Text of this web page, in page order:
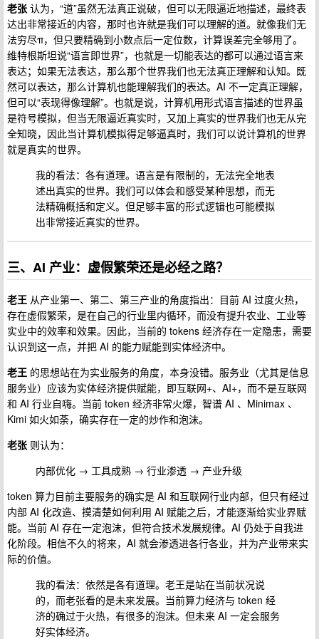
老张 认为，“道”虽然无法真正说破，但可以无限逼近地描述，最终表
达出非常接近的内容，那时也许就是我们可以理解的道。就像我们无
法穷尽π，但只要精确到小数点后一定位数，计算误差完全够用了。
维特根斯坦说“语言即世界”，也就是一切能表达的都可以通过语言来
表达；如果无法表达，那么那个世界我们也无法真正理解和认知。既
然可以表达，那么计算机也能理解我们的表达。AI 不一定真正理解，
但可以“表现得像理解”。也就是说，计算机用形式语言描述的世界虽
是符号模拟，但当无限逼近真实时，又加上真实的世界我们也无从完
全知晓，因此当计算机模拟得足够逼真时，我们可以说计算机的世界
就是真实的世界。
我的看法：各有道理。语言是有限制的，无法完全地表
述出真实的世界。我们可以体会和感受某种思想，而无
法精确概括和定义。但足够丰富的形式逻辑也可能模拟
出非常接近真实的世界。
三、AI 产业：虚假繁荣还是必经之路？
老王 从产业第一、第二、第三产业的角度指出：目前 AI 过度火热，
存在虚假繁荣，是在自己的行业里内循环，而没有提升农业、工业等
实业中的效率和效果。因此，当前的 tokens 经济存在一定隐患，需要
认识到这一点，并把 AI 的能力赋能到实体经济中。
老王 的思想站在为实业服务的角度，本身没错。服务业（尤其是信息
服务业）应该为实体经济提供赋能，即互联网+、AI+，而不是互联网
和 AI 行业自嗨。当前 token 经济非常火爆，智谱 AI 、Minimax 、
Kimi 如火如荼，确实存在一定的炒作和泡沫。
老张 则认为：
内部优化 → 工具成熟 → 行业渗透 → 产业升级
token 算力目前主要服务的确实是 AI 和互联网行业内部，但只有经过
内部 AI 化改造、摸清楚如何利用 AI 赋能之后，才能逐渐给实业界赋
能。当前 AI 存在一定泡沫，但符合技术发展规律。AI 仍处于自我进
化阶段。相信不久的将来，AI 就会渗透进各行各业，并为产业带来实
际的价值。
我的看法：依然是各有道理。老王是站在当前状况说
的，而老张看的是未来发展。当前算力经济与 token 经
济的确过于火热，有很多的泡沫。但未来 AI 一定会服务
好实体经济。